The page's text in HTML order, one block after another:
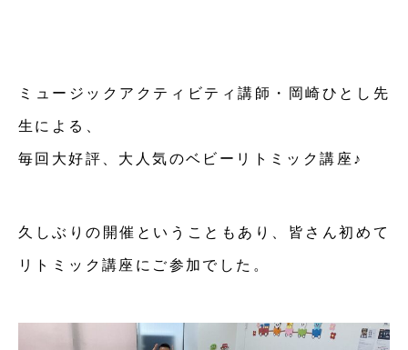
ミュージックアクティビティ講師・岡崎ひとし先
生による、
毎回大好評、大人気のベビーリトミック講座♪
久しぶりの開催ということもあり、皆さん初めて
リトミック講座にご参加でした。